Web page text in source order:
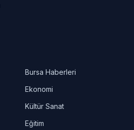
Bursa Haberleri
Ekonomi
Kültür Sanat
Eğitim